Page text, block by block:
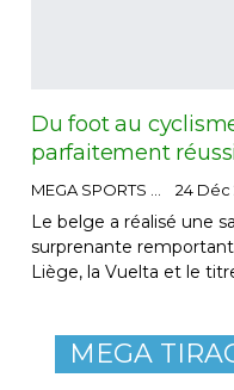
Du foot au
parfaitement
24 Déc
Le belge a réalisé une
surprenante
Liège, la Vuelta et le
MEGA